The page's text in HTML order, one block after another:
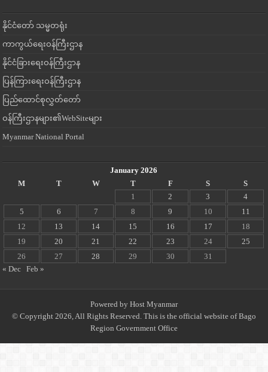
နိုင်ငံတော် သမ္မတရုံး
ကာကွယ်ရေးဝန်ကြီးဌာန
နိုင်ငံခြားရေးဝန်ကြီးဌာန
ပြန်ကြားရေးဝန်ကြီးဌာန
ပြည်ထောင်စုလွှတ်တော်
ဝန်ကြီးဌာနများ၏WebSiteများ
Myanmar National Portal
January 2026
M
T W T F S
S
1
2 3
4
5
6 7 8 9 10
11
12
13 14 15 16 17
18
19
20 21 22 23 24
25
26
27 28 29 30
31
« Dec
Feb »
Powered by Host Myanmar
© Copyright 2026, All Rights Reserved. This is the official website of Bago
Region Government Office